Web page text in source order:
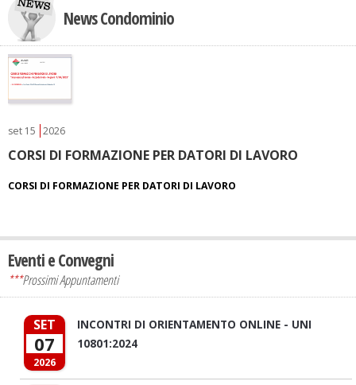
News Condominio
set 15 2026
CORSI DI FORMAZIONE PER DATORI DI LAVORO
CORSI DI FORMAZIONE PER DATORI DI LAVORO
Eventi e Convegni
***Prossimi Appuntamenti
SET
07
2026
INCONTRI DI ORIENTAMENTO ONLINE - UNI
10801:2024